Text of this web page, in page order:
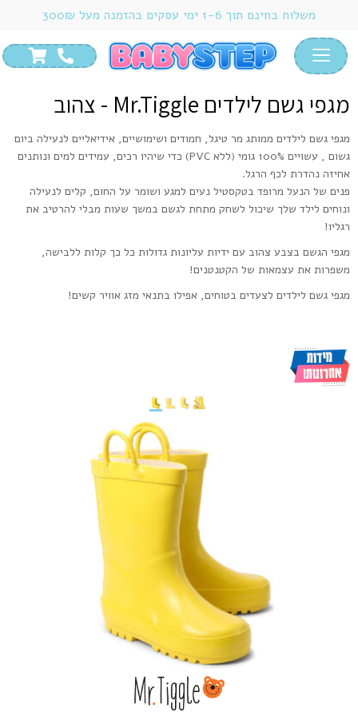
HOME
/ צעד ראשון ושני / נעליים לבנות / נעלי צעד שני /מגפי גשם לילדים
MR.TIGGLE – צהוב
מגפי גשם לילדים Mr.Tiggle - צהוב
מגפי גשם לילדים ממותג מר טיגל, חמודים ושימושיים, אידיאליים לנעילה ביום
גשום , עשויים 100% גומי (ללא PVC) כדי שיהיו רכים, עמידים למים ונותנים
אחיזה נהדרת לכף הרגל.
פנים של הנעל מרופד בטקסטיל נעים למגע ושומר על החום, קלים לנעילה
ונוחים לילד שלך שיכול לשחק מתחת לגשם במשך שעות מבלי להרטיב את
רגליו!
מגפי הגשם בצבע צהוב עם ידיות עליונות גדולות כל כך קלות ללבישה,
משפרות את עצמאות של הקטנטנים!
מגפי גשם לילדים לצעדים בטוחים, אפילו בתנאי מזג אוויר קשים!
משלוח בחינם תוך 1-6 ימי עסקים בהזמנה מעל 300₪